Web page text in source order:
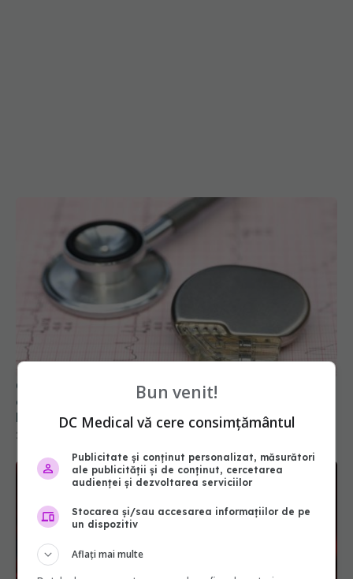
Ce este sincopa cardiacă, boala care a pus în
alertă lumea fotbalului după episodul cu Mircea
Lucescu
29 mar 2026, 12:42
Bun venit!
DC Medical vă cere consimțământul
Publicitate și conținut personalizat, măsurători
ale publicității și de conținut, cercetarea
audienței și dezvoltarea serviciilor
Stocarea și/sau accesarea informațiilor de pe
un dispozitiv
Aflați mai multe